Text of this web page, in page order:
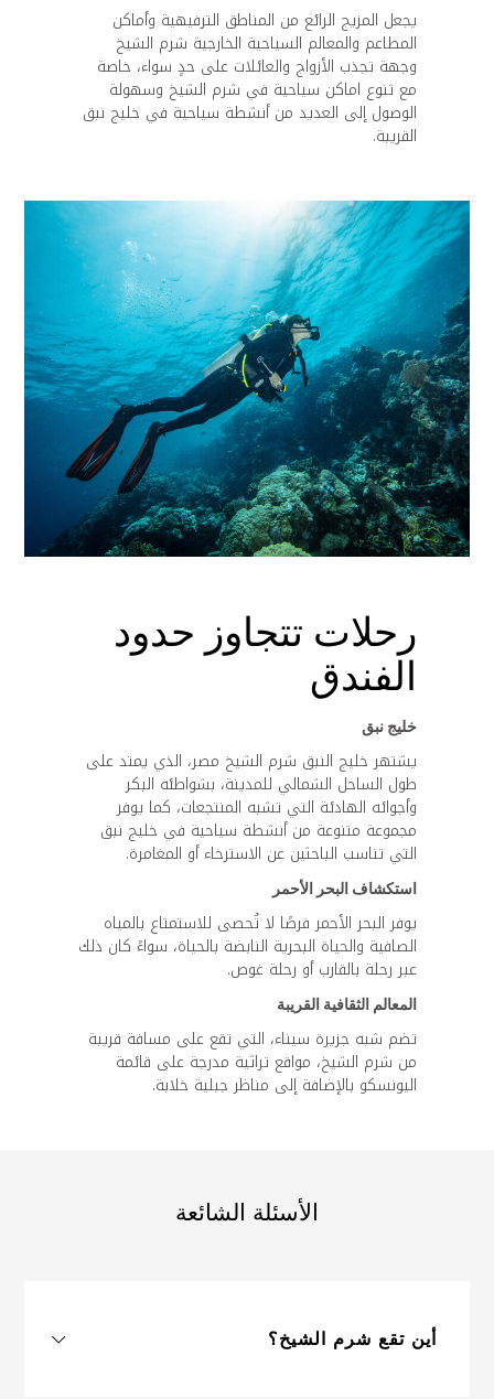
يجعل المزيج الرائع من المناطق الترفيهية وأماكن
المطاعم والمعالم السياحية الخارجية شرم الشيخ
وجهة تجذب الأزواج والعائلات على حدٍ سواء، خاصة
مع تنوع اماكن سياحية في شرم الشيخ وسهولة
الوصول إلى العديد من أنشطة سياحية في خليج نبق
القريبة.
رحلات تتجاوز حدود
الفندق
خليج نبق
يشتهر خليج النبق شرم الشيخ مصر، الذي يمتد على
طول الساحل الشمالي للمدينة، بشواطئه البكر
وأجوائه الهادئة التي تشبه المنتجعات، كما يوفر
مجموعة متنوعة من أنشطة سياحية في خليج نبق
التي تناسب الباحثين عن الاسترخاء أو المغامرة.
استكشاف البحر الأحمر
يوفر البحر الأحمر فرصًا لا تُحصى للاستمتاع بالمياه
الصافية والحياة البحرية النابضة بالحياة، سواءً كان ذلك
عبر رحلة بالقارب أو رحلة غوص.
المعالم الثقافية القريبة
تضم شبه جزيرة سيناء، التي تقع على مسافة قريبة
من شرم الشيخ، مواقع تراثية مدرجة على قائمة
اليونسكو بالإضافة إلى مناظر جبلية خلابة.
الأسئلة الشائعة
أين تقع شرم الشيخ؟